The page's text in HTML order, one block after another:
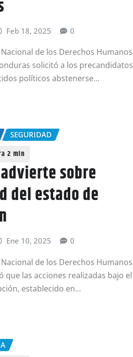
Feb 18, 2025 0
de los Derechos Humanos
solicitó a los precandidatos
políticos abstenerse…
SEGURIDAD
sobre
del estado de
Ene 10, 2025 0
de los Derechos Humanos
que las acciones realizadas bajo el
establecido en…